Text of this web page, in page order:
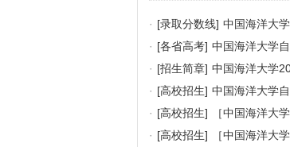
· [录取分数线] 中国海洋大
· [各省高考] 中国海洋大学
· [招生简章] 中国海洋大学
· [高校招生] 中国海洋大学
· [高校招生]
［中国海洋大
· [高校招生]
［中国海洋大